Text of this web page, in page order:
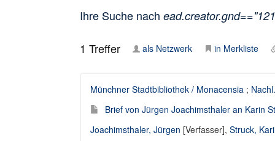
Ihre Suche nach
1 Treffer als Netzwerk in Merkliste
Münchner Stadtbibliothek / Monacensia ;
Brief von Jürgen Joachimsthaler an Karin
Joachimsthaler, Jürgen [Verfasser], Struck,